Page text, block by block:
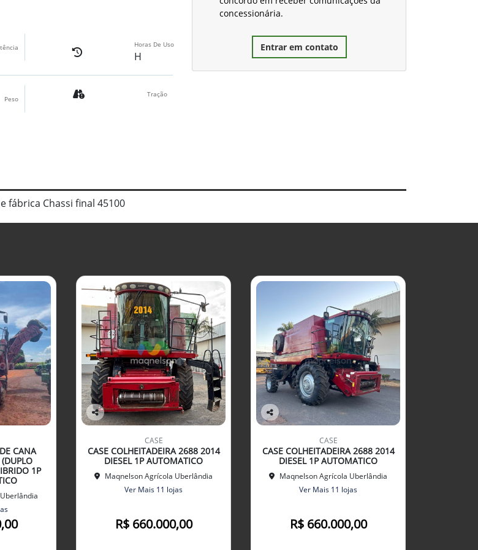
concessionária.
Entrar em contato
Horas De Uso
H
Peso
Tração
fábrica Chassi final 45100
CANA
1P
Co
arti
lhe
CASE
CASE COLHEITADEIRA 2688 2014
DIESEL 1P AUTOMATICO
Maqnelson Agrícola Uberlândia
Ver Mais 11 lojas
R$ 660.000,00
Co
arti
lhe
CASE
CASE COLHEITADEIRA 2688 2014
DIESEL 1P AUTOMATICO
Maqnelson Agrícola Uberlândia
Ver Mais 11 lojas
R$ 660.000,00